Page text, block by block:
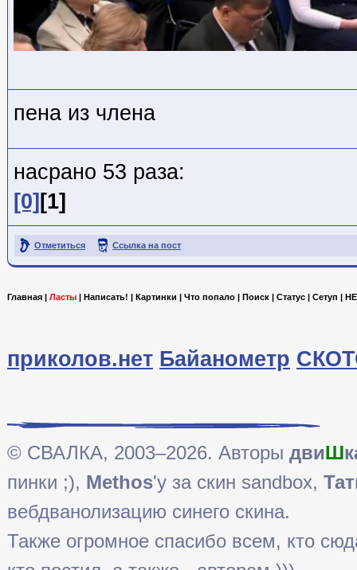
пена из члена
насрано 53 раза:
[0] [1]
Отметиться Ссылка на пост
Главная | Ласты | Написать! | Картинки | Что попало | Поиск | Статус | Сетуп |
приколов.нет Байанометр
© СВАЛКА, 2003–2026. Авторы двиШ
пинки ;), Methos'у за скин sandbox,
вебдванолизацию синего скина.
Также огромное спасибо всем, кто